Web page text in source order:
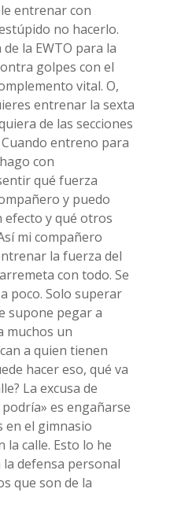
entrenar con
no hacerlo.
la EWTO para la
golpes con el
vital. O,
entrenar la sexta
de las secciones
Cuando entreno para
con
qué fuerza
y puedo
efecto y qué otros
mi compañero
la fuerza del
con todo. Se
poco. Solo superar
supone pegar a
muchos un
a quien tienen
hacer eso, qué va
La excusa de
es engañarse
en el gimnasio
la calle. Esto lo he
defensa personal
que son de la